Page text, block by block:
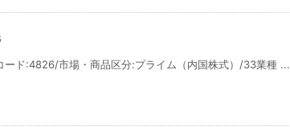
ード:4826/市場・商品区分:プライム（内国株式）/33業種 ...